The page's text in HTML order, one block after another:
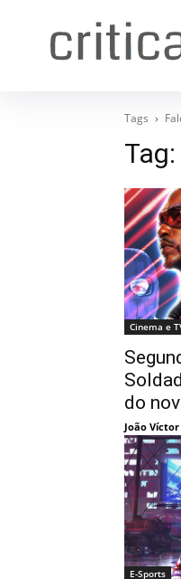
Tags
Tag:
Cinema e
do
João
E-Sports